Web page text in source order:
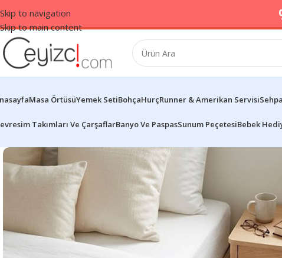
Skip to navigation
Skip to main content
Masa ÖrtüsüYemek SetiBohçaHurçRunner & Amerikan Servisi
Takımları Ve ÇarşaflarBanyo Ve PaspasSunum PeçetesiBebek